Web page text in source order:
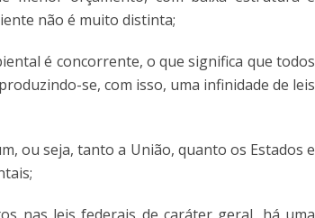
não é muito distinta;
é concorrente, o que significa que todos
se, com isso, uma infinidade de leis
ou seja, tanto a União, quanto os Estados e